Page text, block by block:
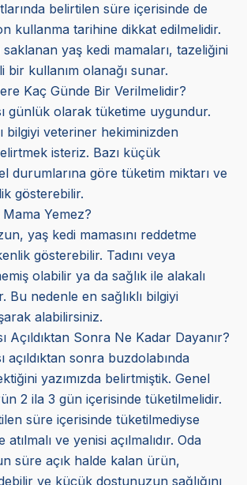
belirtilen süre içerisinde de
kullanma tarihine dikkat edilmelidir.
yaş kedi mamaları, tazeliğini
kullanım olanağı sunar.
Kaç Günde Bir Verilmelidir?
günlük olarak tüketime uygundur.
bilgiyi veteriner hekiminizden
isteriz. Bazı küçük
durumlarına göre tüketim miktarı ve
gösterebilir.
Yemez?
yaş kedi mamasını reddetme
gösterebilir. Tadını veya
olabilir ya da sağlık ile alakalı
Bu nedenle en sağlıklı bilgiyi
alabilirsiniz.
Açıldıktan Sonra Ne Kadar Dayanır?
açıldıktan sonra buzdolabında
yazımızda belirtmiştik. Genel
2 ila 3 gün içerisinde tüketilmelidir.
süre içerisinde tüketilmediyse
ve yenisi açılmalıdır. Oda
süre açık halde kalan ürün,
ve küçük dostunuzun sağlığını